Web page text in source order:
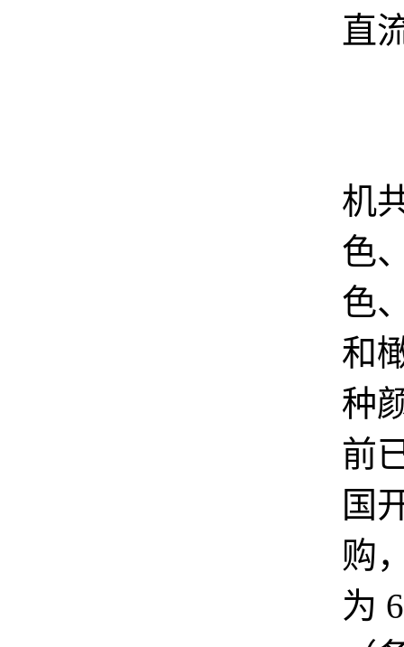
直
机
色
色
和
种
前
国
购
为